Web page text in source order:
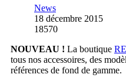
News
18 décembre 2015
18570
NOUVEAU ! La boutique
tous nos accessoires, des
références de fond de gamme.